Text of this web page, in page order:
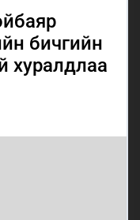
бичгийн
хуралдлаа